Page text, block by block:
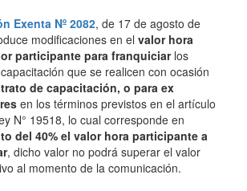
Exenta Nº 2082, de 17 de agosto de
modificaciones en el valor hora
participante para franquiciarlos
que se realicen con ocasión
de capacitación, o para ex
en los términos previstos en el artículo
N° 19518, lo cual corresponde en
del 40% el valor hora participante a
, dicho valor no podrá superar el valor
al momento de la comunicación.